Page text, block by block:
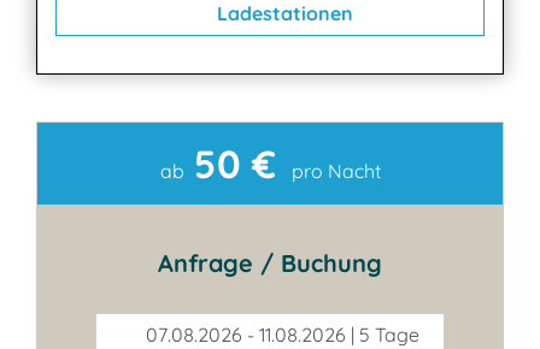
Ladestationen
Kontakt
ab 50 € pro Nacht
Anfrage / Buchung
07.08.2026 - 11.08.2026 | 5 Tage